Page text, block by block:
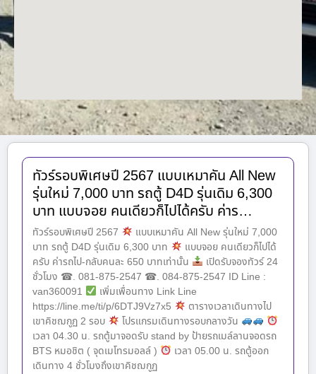
ทัวร์รอบพิเศษปี 2567 แบบเหมาคัน All New
รุ่นใหม่ 7,000 บาท รถตู้ D4D รุ่นเดิม 6,300
บาท แบบจอย คนเดียวก็ไปได้ครับ ค่าร…
ทัวร์รอบพิเศษปี 2567
แบบเหมาคัน All New รุ่นใหม่ 7,000
บาท รถตู้ D4D รุ่นเดิม 6,300 บาท
แบบจอย คนเดียวก็ไปได้
ครับ ค่ารถไป-กลับคนละ 650 บาทเท่านั้น
เปิดรับจองทัวร์ 24
ชั่วโมง ☎. 081-875-2547 ☎. 084-875-2547 ID Line :
van360091
เพิ่มเพื่อนทาง Link Line
https://line.me/ti/p/6DTJ9Vz7x5
ตารางเวลาเดินทางไป
เขาคิชฌกูฏ 2 รอบ
โปรแกรมเดินทางรอบกลางวัน
เวลา 04.30 น. รถตู้มาจอดรับ stand by ป้ายรถเมล์ลานจอดรถ
BTS หมอชิต ( จุดเมโทรมอลล์ )
เวลา 05.00 น. รถตู้ออก
เดินทาง 4 ชั่วโมงถึงเขาคิชฌกูฏ